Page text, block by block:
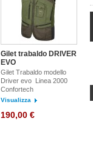
Gilet trabaldo DRIVER
EVO
Gilet Trabaldo modello
Driver evo Linea 2000
Confortech
Visualizza
190,00 €